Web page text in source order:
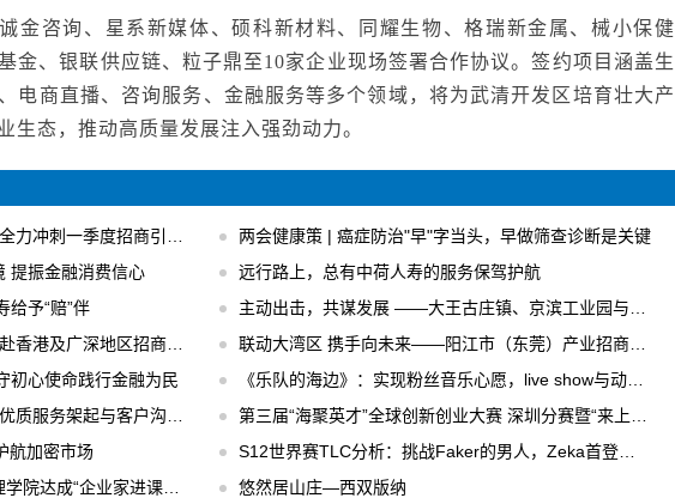
金咨询、星系新媒体、硕科新材料、同耀生物、格瑞新金属、械小保健
金、银联供应链、粒子鼎至10家企业现场签署合作协议。签约项目涵盖生
电商直播、咨询服务、金融服务等多个领域，将为武清开发区培育壮大产
生态，推动高质量发展注入强劲动力。
季度招商引资“开门红”！
两会健康策 | 癌症防治"早"字当头，早做筛查诊断是关键
振金融消费信心
远行路上，总有中荷人寿的服务保驾护航
给予“赔”伴
主动出击，共谋发展 ——大王古庄镇、京滨工业园与北京市通州区政府建立密切合作交流关系
港及广深地区招商推介
联动大湾区 携手向未来——阳江市（东莞）产业招商推介会圆满举行
初心使命践行金融为民
《乐队的海边》：实现粉丝音乐心愿，live show与动力火车苏打酒更配哦
务架起与客户沟通的桥梁
第三届“海聚英才”全球创新创业大赛 深圳分赛暨“来上海·留闵行·创未来”论坛成功举行
航加密市场
S12世界赛TLC分析：挑战Faker的男人，Zeka首登决赛不怯战
成“企业家进课堂”合作
悠然居山庄—西双版纳